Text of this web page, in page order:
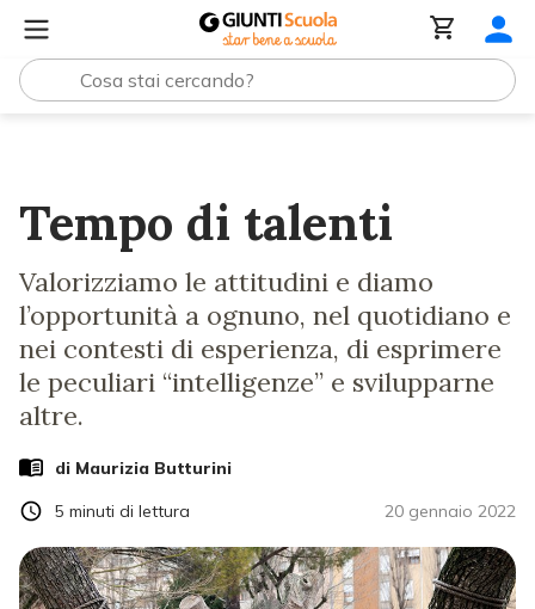
Tempo di talenti
Valorizziamo le attitudini e diamo
l’opportunità a ognuno, nel quotidiano e
nei contesti di esperienza, di esprimere
le peculiari “intelligenze” e svilupparne
altre.
di Maurizia Butturini
20 gennaio 2022
5 minuti di lettura